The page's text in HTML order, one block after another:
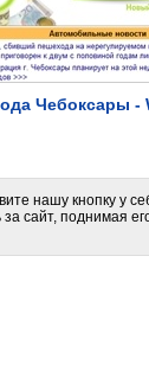
Чебоксары -
нашу кнопку у
сайт, поднимая